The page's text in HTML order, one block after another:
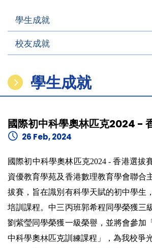
學生成就
校友成就
學生成就
國際初中科學奧林匹克2024 -
26 Feb, 2024
國際初中科學奧林匹克2024 - 香港選拔
資優教育學苑及香港數理教育學會聯合
拔賽，旨在識別有科學天賦的初中學生
培訓課程。中三丙班郭希程同學榮獲三
劉紫瑩同學榮獲一級榮譽，並將會參加
中科學奧林匹克訓練課程」，為我校爭光